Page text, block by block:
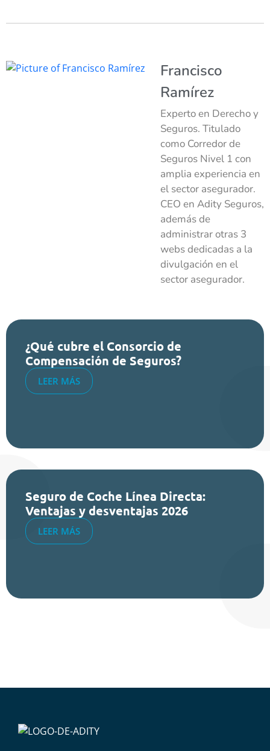
Francisco
Ramírez
Experto en Derecho y
Seguros. Titulado
como Corredor de
Seguros Nivel 1 con
amplia experiencia en
el sector asegurador.
CEO en Adity Seguros,
además de
administrar otras 3
webs dedicadas a la
divulgación en el
sector asegurador.
¿Qué cubre el Consorcio de
Compensación de Seguros?
LEER MÁS
Seguro de Coche Línea Directa:
Ventajas y desventajas 2026
LEER MÁS